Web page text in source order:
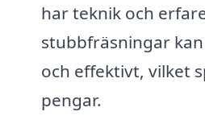
har teknik och
stubbfräsningar
och effektivt, vilket
pengar.